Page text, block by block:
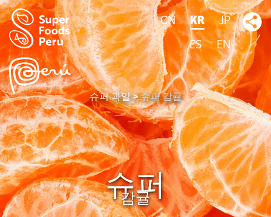
CN KR
JP
ES
EN
슈퍼 과일 슈퍼 감귤
슈퍼
감귤